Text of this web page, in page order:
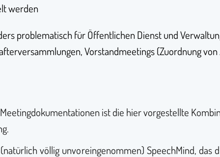
werden
problematisch für Öffentlichen Dienst und
Vorstandmeetings (Zuordnung
ist die hier vorgestellte
völlig unvoreingenommen) SpeechMind,